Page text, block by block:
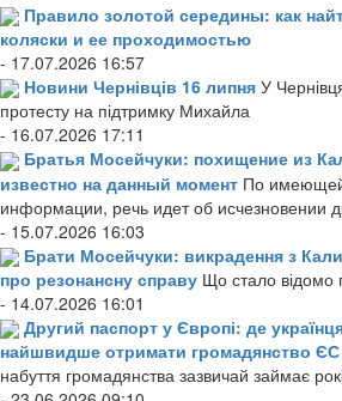
Правило золотой середины: как
коляски и ее проходимостью
- 17.07.2026 16:57
Новини Чернівців 16 липня У
протесту на підтримку Михайла
- 16.07.2026 17:11
Братья Мосейчуки: похищение из
известно на данный момент По
информации, речь идет об исчезновении
- 15.07.2026 16:03
Брати Мосейчуки: викрадення з
про резонансну справу Що стало відомо
- 14.07.2026 16:01
Другий паспорт у Європі: де
найшвидше отримати громадянство ЄС
набуття громадянства зазвичай займає